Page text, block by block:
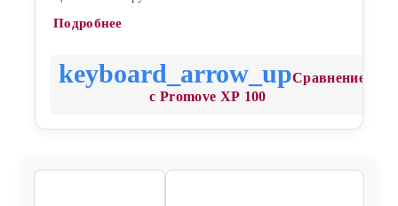
Подробнее
Сравнение
с Promove XP 100